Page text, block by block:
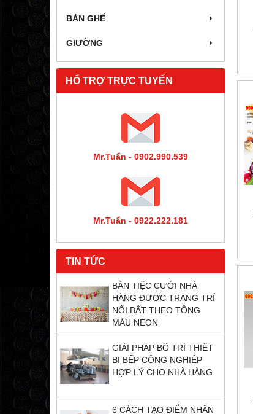
BÀN GHẾ
GIƯỜNG
HỔ TRỢ TRỰC TUYẾN
Mr.Tuấn - 0902.990.539
Mr.Tuấn - 0922.222.181
TIN TỨC
BÀN TIỆC CƯỚI NHÀ
HÀNG ĐƯỢC TRANG TRÍ
NỔI BẬT THEO TÔNG
MÀU NEON
GIẢI PHÁP BỐ TRÍ THIẾT
BỊ BẾP CÔNG NGHIỆP
HỢP LÝ CHO NHÀ HÀNG
6 CÁCH TẠO ĐIỂM NHẤN